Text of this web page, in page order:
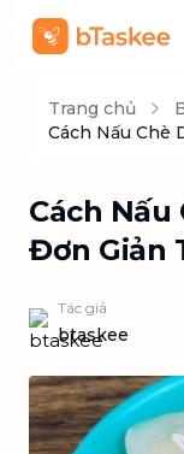
Trang chủ
Cách Nấu Chè
Cách Nấu
Đơn Giản
Tác giả
btaskee